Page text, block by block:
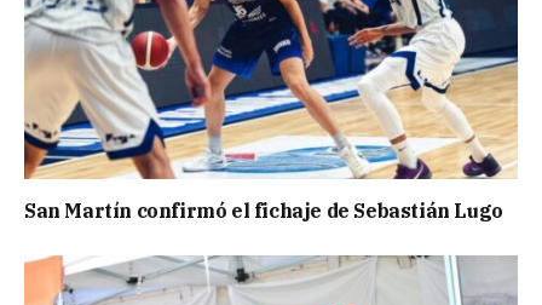
San Martín confirmó el fichaje de Sebastián Lugo